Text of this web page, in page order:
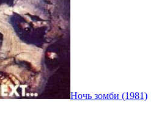
Ночь зомби (1981)